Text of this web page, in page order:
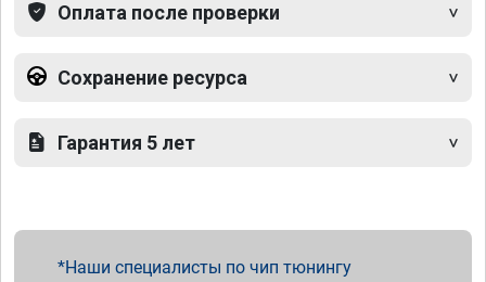
Оплата после проверки
Сохранение ресурса
Гарантия 5 лет
Наши специалисты по чип тюнингу